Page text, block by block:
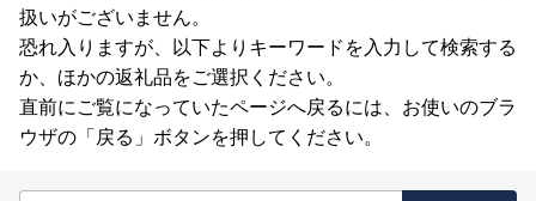
扱いがございません。
恐れ入りますが、以下よりキーワードを入力して検索する
か、ほかの返礼品をご選択ください。
直前にご覧になっていたページへ戻るには、お使いのブラ
ウザの「戻る」ボタンを押してください。